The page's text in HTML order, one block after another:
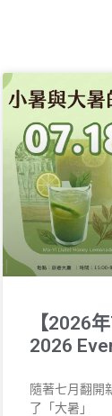
【2026
2026
隨著七月翻開
了「大暑」